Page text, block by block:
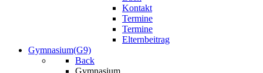
Kontakt
Termine
Termine
Elternbeitrag
Gymnasium(G9)
Back
Gymnasium